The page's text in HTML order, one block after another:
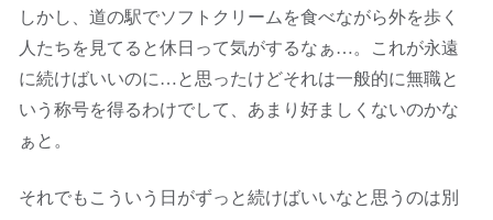
しかし、道の駅でソフトクリームを食べながら外を歩く
人たちを見てると休日って気がするなぁ…。これが永遠
に続けばいいのに…と思ったけどそれは一般的に無職と
いう称号を得るわけでして、あまり好ましくないのかな
ぁと。
それでもこういう日がずっと続けばいいなと思うのは別